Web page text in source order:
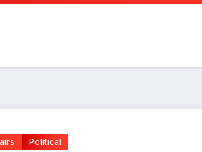
Political